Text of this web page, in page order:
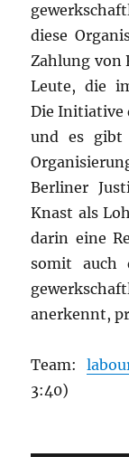
diese
Zahlung von
Leute, die
Die Initiative
und es gibt
Berliner
Knast als
darin eine
somit auch
anerkennt,
Team:
3:40)